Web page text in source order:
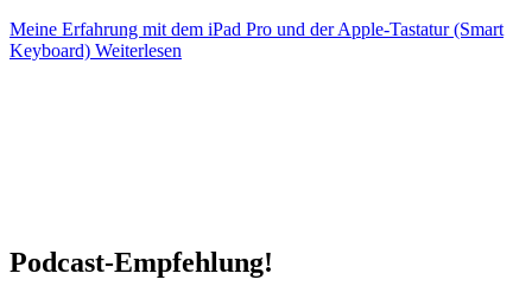
Meine Erfahrung mit dem iPad Pro und der Apple-Tastatur (Smart
Keyboard) Weiterlesen
Podcast-Empfehlung!